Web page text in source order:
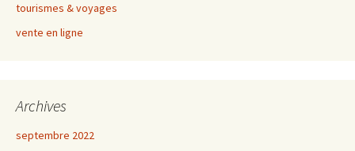
tourismes & voyages
vente en ligne
Archives
septembre 2022